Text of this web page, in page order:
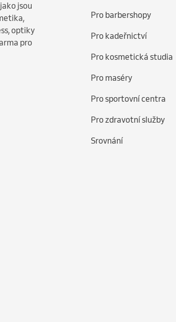
jsou
optiky
pro
Pro barbershopy
Pro kadeřnictví
Pro kosmetická studia
Pro maséry
Pro sportovní centra
Pro zdravotní služby
Srovnání